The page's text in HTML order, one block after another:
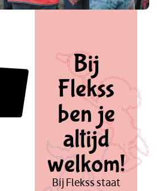
Bij
Flekss
ben je
altijd
welkom!
Bij Flekss staat